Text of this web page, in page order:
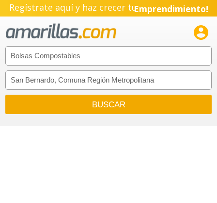
Regístrate aquí y haz crecer tuEmprendimiento!
